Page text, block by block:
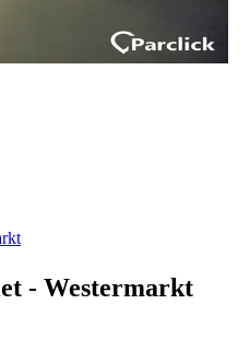
- Westermarkt